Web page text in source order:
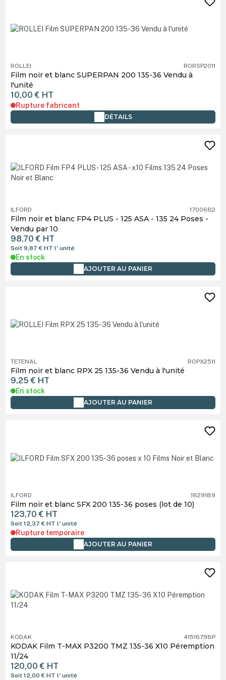
ROLLEI RORSP2011
Film noir et blanc SUPERPAN 200 135-36 Vendu à
l'unité
10,00 € HT
Rupture fabricant
DÉTAILS
ILFORD 1700682
Film noir et blanc FP4 PLUS - 125 ASA - 135 24 Poses -
Vendu par 10
98,70 € HT
Soit 9,87 €HTl' unité
En stock
AJOUTER AU PANIER
TETENAL ROPX2511
Film noir et blanc RPX 25 135-36 Vendu à l'unité
9,25 € HT
En stock
AJOUTER AU PANIER
ILFORD 1829189
Film noir et blanc SFX 200 135-36 poses (lot de 10)
123,70 € HT
Soit 12,37 €HTl' unité
Rupture temporaire
AJOUTER AU PANIER
KODAK 41516798P
KODAK Film T-MAX P3200 TMZ 135-36 X10 Péremption
11/24
120,00 € HT
Soit 12,00 €HTl' unité